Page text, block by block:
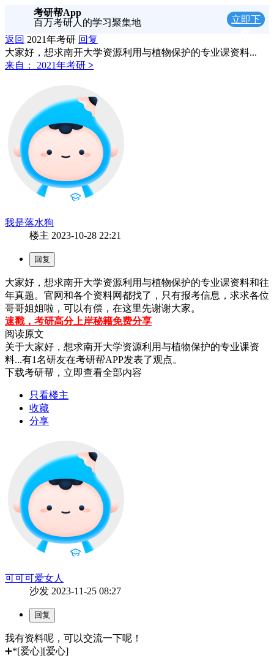
考研帮App
百万考研人的学习聚集地
立即下
返回 2021年考研 回复
大家好，想求南开大学资源利用与植物保护的专业课资料...
来自：
2021年考研 >
我是落水狗
楼主 2023-10-28 22:21
大家好，想求南开大学资源利用与植物保护的专业课资料和往
年真题。官网和各个资料网都找了，只有报考信息，求求各位
哥哥姐姐啦，可以有偿，在这里先谢谢大家。
速戳，考研高分上岸秘籍免费分享
阅读原文
关于大家好，想求南开大学资源利用与植物保护的专业课资
料...有1名研友在考研帮APP发表了观点。
下载考研帮，立即查看全部内容
只看楼主
收藏
分享
可可可爱女人
沙发 2023-11-25 08:27
我有资料呢，可以交流一下呢！
➕*[爱心][爱心]